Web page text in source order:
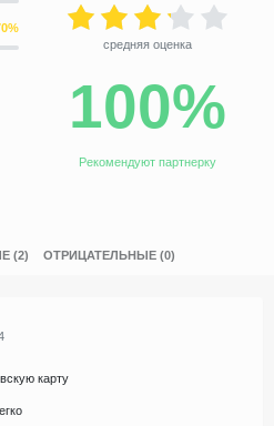
средняя оценка
100%
Рекомендуют партнерку
(2) ОТРИЦАТЕЛЬНЫЕ (0)
карту